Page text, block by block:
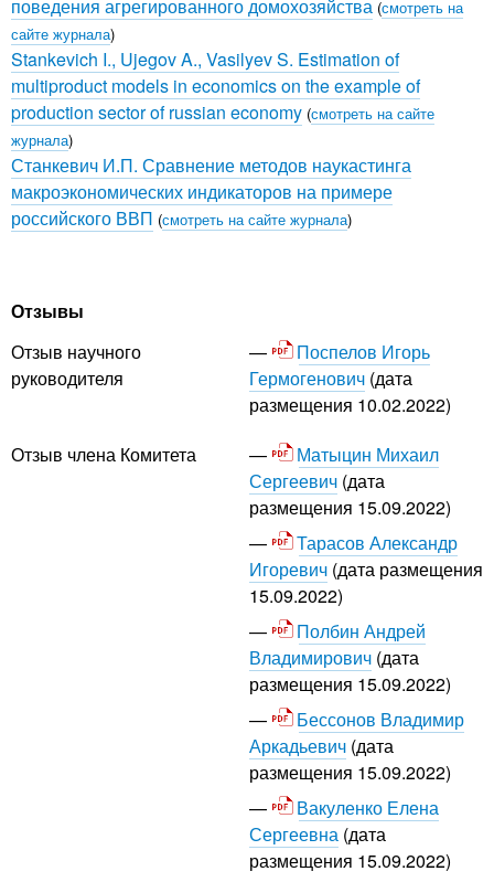
поведения агрегированного домохозяйства (смотреть на
сайте журнала)
Stankevich I., Ujegov A., Vasilyev S. Estimation of
multiproduct models in economics on the example of
production sector of russian economy (смотреть на сайте
журнала)
Станкевич И.П. Сравнение методов наукастинга
макроэкономических индикаторов на примере
российского ВВП (смотреть на сайте журнала)
Отзывы
Отзыв научного
руководителя
Поспелов Игорь
Гермогенович (дата
размещения 10.02.2022)
Отзыв члена Комитета
Матыцин Михаил
Сергеевич (дата
размещения 15.09.2022)
Тарасов Александр
Игоревич (дата размещения
15.09.2022)
Полбин Андрей
Владимирович (дата
размещения 15.09.2022)
Бессонов Владимир
Аркадьевич (дата
размещения 15.09.2022)
Вакуленко Елена
Сергеевна (дата
размещения 15.09.2022)